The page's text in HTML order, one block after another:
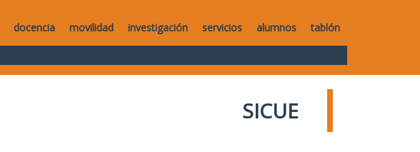
docencia movilidad investigación servicios alumnos tablón
SICUE